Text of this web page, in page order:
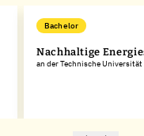
Bachelor
Nachhaltige
an der Technische